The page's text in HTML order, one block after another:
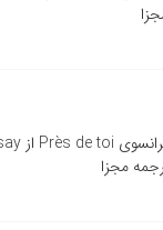
مجزا